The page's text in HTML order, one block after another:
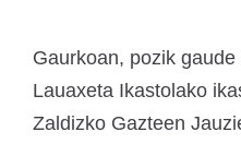
Gaurkoan, pozik
Lauaxeta Ikastolako
Zaldizko Gazteen